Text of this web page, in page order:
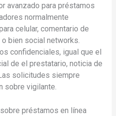
avanzado para préstamos
normalmente
celular, comentario de
bien social networks.
confidenciales, igual que el
de el prestatario, noticia de
solicitudes siempre
sobre vigilante.
préstamos en línea